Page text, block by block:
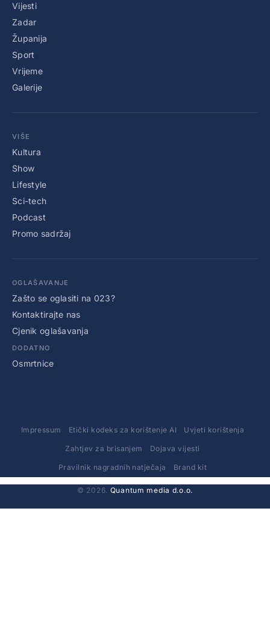
Vijesti
Zadar
Županija
Sport
Vrijeme
Galerije
VIŠE
Kultura
Show
Lifestyle
Sci-tech
Podcast
Promo sadržaj
OGLAŠAVANJE
Zašto se oglasiti na 023?
Kontaktirajte nas
Cjenik oglašavanja
DODATNO
Osmrtnice
Impressum Etički kodeks za korištenje AI Uvjeti korištenja
Zahtjev za brisanjem Dojava vijesti
Pravilnik nagradnih natječaja Brand kit
© 2026. Quantum media d.o.o.